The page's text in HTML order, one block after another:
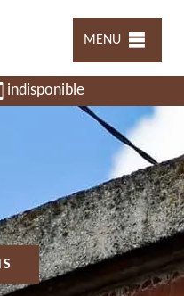
MENU
indisponible